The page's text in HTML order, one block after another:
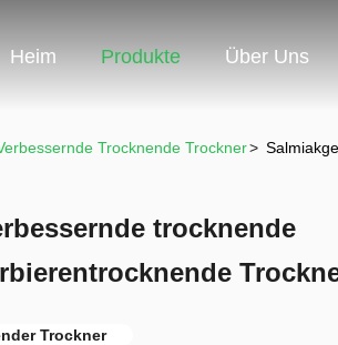
Heim Produkte Über Uns
Trocknende Trockner>
trocknende
Trockner